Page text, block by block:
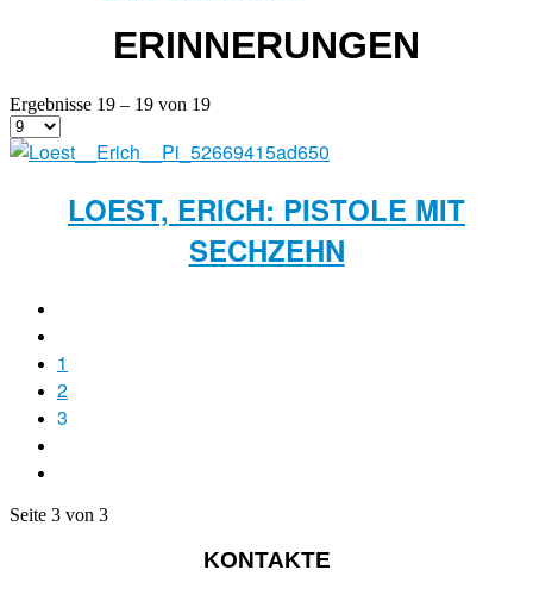
ERINNERUNGEN
Ergebnisse 19 – 19 von 19
LOEST, ERICH: PISTOLE MIT
SECHZEHN
1
2
3
Seite 3 von 3
KONTAKTE